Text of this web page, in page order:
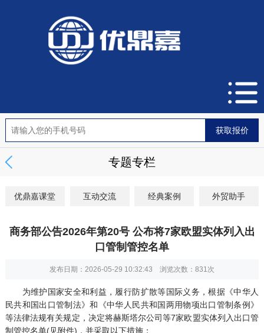
专题专栏
优鼎嘉课堂 互动交流 经典案例 外贸助手
商务部公告2026年第20号 公布将7家欧盟实体列入出
口管制管控名单
发布日期：2026-05-29 10:32:43 浏览次数： 831次
为维护国家安全和利益，履行防扩散等国际义务，根据《中华人
民共和国出口管制法》和《中华人民共和国两用物项出口管制条例》
等法律法规有关规定，决定将赫斯塔尔公司等7家欧盟实体列入出口管
制管控名单(见附件)，并采取以下措施：